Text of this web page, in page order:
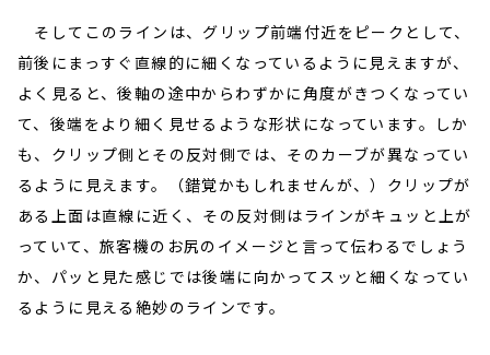
そしてこのラインは、グリップ前端付近をピークとして、
前後にまっすぐ直線的に細くなっているように見えますが、
よく見ると、後軸の途中からわずかに角度がきつくなってい
て、後端をより細く見せるような形状になっています。しか
も、クリップ側とその反対側では、そのカーブが異なってい
るように見えます。（錯覚かもしれませんが、）クリップが
ある上面は直線に近く、その反対側はラインがキュッと上が
っていて、旅客機のお尻のイメージと言って伝わるでしょう
か、パッと見た感じでは後端に向かってスッと細くなってい
るように見える絶妙のラインです。